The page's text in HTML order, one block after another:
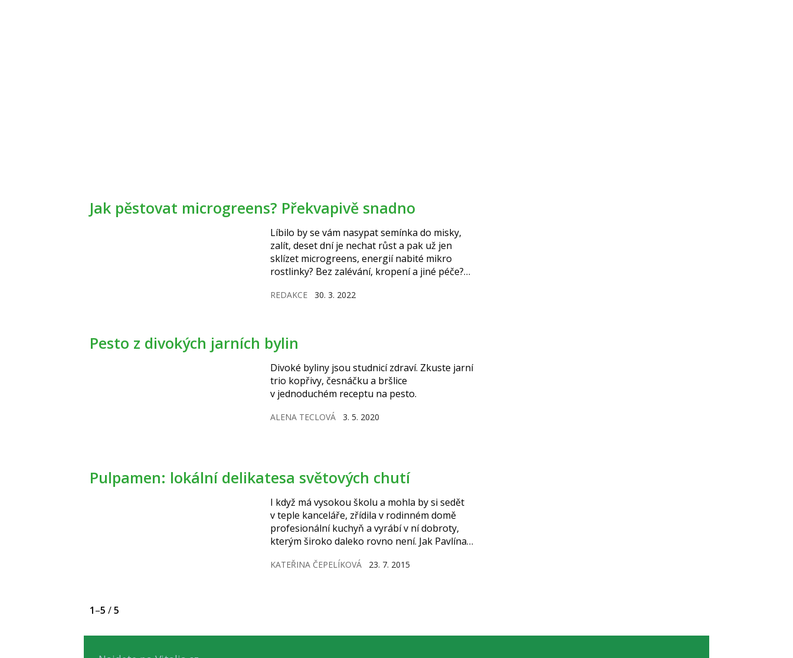
Jak pěstovat microgreens? Překvapivě snadno
Líbilo by se vám nasypat semínka do misky,
zalít, deset dní je nechat růst a pak už jen
sklízet microgreens, energií nabité mikro
rostlinky? Bez zalévání, kropení a jiné péče?
REDAKCE 30. 3. 2022
Pesto z divokých jarních bylin
Divoké byliny jsou studnicí zdraví. Zkuste jarní
trio kopřivy, česnáčku a bršlice
v jednoduchém receptu na pesto.
ALENA TECLOVÁ 3. 5. 2020
Pulpamen: lokální delikatesa světových chutí
I když má vysokou školu a mohla by si sedět
v teple kanceláře, zřídila v rodinném domě
profesionální kuchyň a vyrábí v ní dobroty,
kterým široko daleko rovno není. Jak Pavlína
KATEŘINA ČEPELÍKOVÁ 23. 7. 2015
1–5 /5